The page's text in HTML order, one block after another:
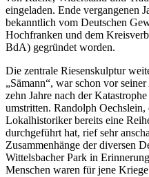
eingeladen. Ende vergangenen
bekanntlich vom Deutschen
Hochfranken und dem
BdA) gegründet worden.
Die zentrale Riesenskulptur
„Sämann“, war schon vor
zehn Jahre nach der
umstritten. Randolph Oechslein,
Lokalhistoriker bereits eine
durchgeführt hat, rief sehr
Zusammenhänge der diversen
Wittelsbacher Park in
Menschen waren für jene